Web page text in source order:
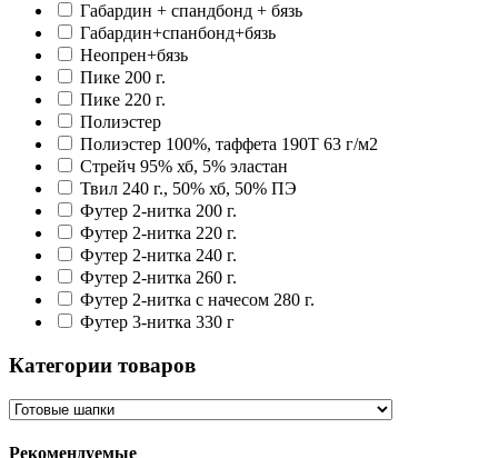
Габардин + спандбонд + бязь
Габардин+спанбонд+бязь
Неопрен+бязь
Пике 200 г.
Пике 220 г.
Полиэстер
Полиэстер 100%, таффета 190T 63 г/м2
Стрейч 95% хб, 5% эластан
Твил 240 г., 50% хб, 50% ПЭ
Футер 2-нитка 200 г.
Футер 2-нитка 220 г.
Футер 2-нитка 240 г.
Футер 2-нитка 260 г.
Футер 2-нитка с начесом 280 г.
Футер 3-нитка 330 г
Категории товаров
Рекомендуемые